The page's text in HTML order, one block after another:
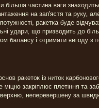
більша частина ваги
на зап'ястя та руку,
ракетка буде
удари, що призводить до
балансу і отримати вигоду з
ракеток із ниток
закріплює плетіння та
неперевершену за